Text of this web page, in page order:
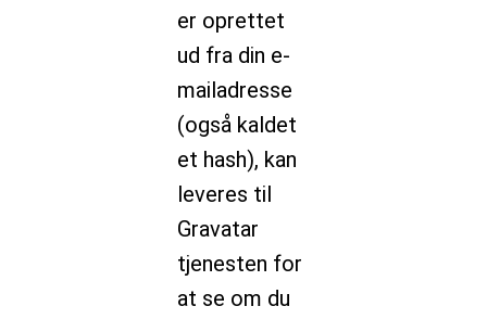
er oprettet
ud fra din e-
mailadresse
(også kaldet
et hash), kan
leveres til
Gravatar
tjenesten for
at se om du